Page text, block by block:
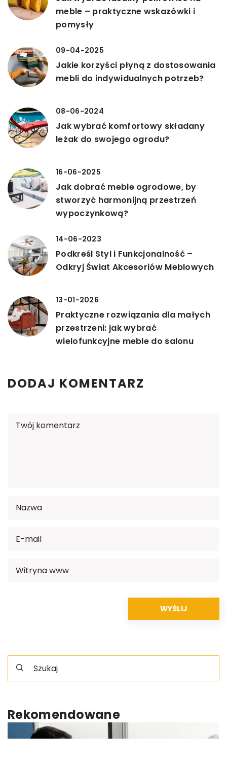
meble – praktyczne wskazówki i
pomysły
09-04-2025
Jakie korzyści płyną z dostosowania
mebli do indywidualnych potrzeb?
08-06-2024
Jak wybrać komfortowy składany
leżak do swojego ogrodu?
16-06-2025
Jak dobrać meble ogrodowe, by
stworzyć harmonijną przestrzeń
wypoczynkową?
14-06-2023
Podkreśl Styl i Funkcjonalność –
Odkryj Świat Akcesoriów Meblowych
13-01-2026
Praktyczne rozwiązania dla małych
przestrzeni: jak wybrać
wielofunkcyjne meble do salonu
DODAJ KOMENTARZ
Rekomendowane